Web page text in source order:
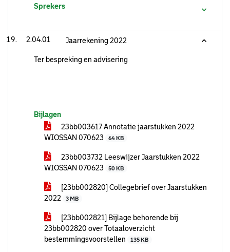
Sprekers
2.04.01 Jaarrekening 2022
Ter bespreking en advisering
Bijlagen
23bb003617 Annotatie jaarstukken 2022
WIOSSAN 070623
64 KB
23bb003732 Leeswijzer Jaarstukken 2022
WIOSSAN 070623
50 KB
[23bb002820] Collegebrief over Jaarstukken
2022
3 MB
[23bb002821] Bijlage behorende bij
23bb002820 over Totaaloverzicht
bestemmingsvoorstellen
135 KB